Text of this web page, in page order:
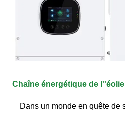
Chaîne énergétique de
Dans un monde en quête de